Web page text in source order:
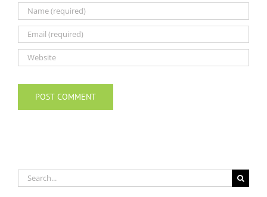
Search
for: